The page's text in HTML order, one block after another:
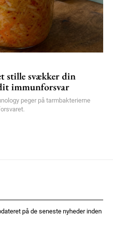
stille svækker din
immunforsvar
peger på tarmbakterierne
på de seneste nyheder inden